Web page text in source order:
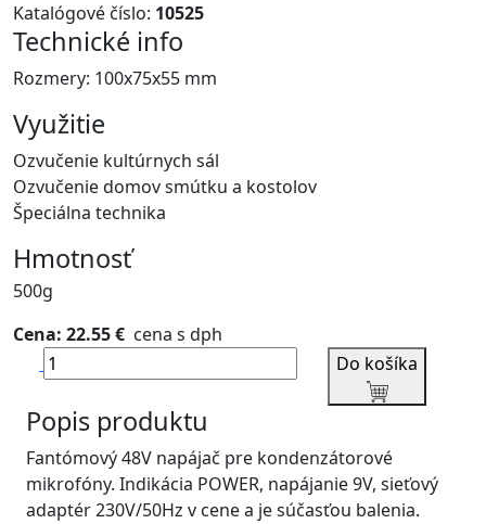
Katalógové číslo: 10525
Technické info
Rozmery: 100x75x55 mm
Využitie
Ozvučenie kultúrnych sál
Ozvučenie domov smútku a kostolov
Špeciálna technika
Hmotnosť
500g
Cena: 22.55 € cena s dph
Do košíka
Popis produktu
Fantómový 48V napájač pre kondenzátorové
mikrofóny. Indikácia POWER, napájanie 9V, sieťový
adaptér 230V/50Hz v cene a je súčasťou balenia.